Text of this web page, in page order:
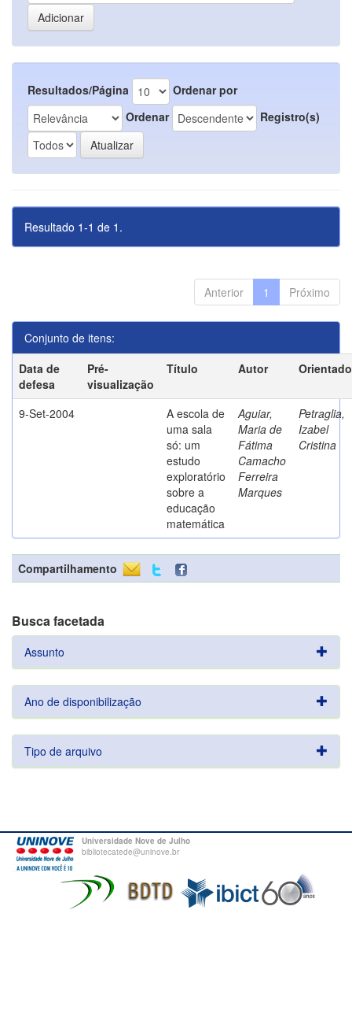
Resultados/Página
Ordenar por
Ordenar
Registro(s)
Resultado 1-1 de 1.
Anterior 1 Próximo
Conjunto de itens:
Data de
defesa
Pré-
visualização
Título Autor
9-Set-2004
A escola de
uma sala
só: um
estudo
exploratório
sobre a
educação
matemática
Aguiar,
Maria de
Fátima
Camacho
Ferreira
Marques
Petraglia,
Izabel
Cristina
Compartilhamento
Busca facetada
Assunto
Ano de disponibilização
Tipo de arquivo
Universidade Nove de Julho
bibliotecatede@uninove.br